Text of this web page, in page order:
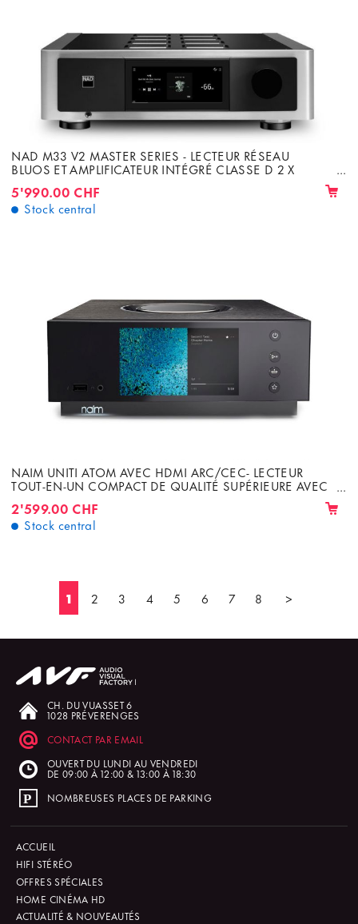
NAD M33 V2 MASTER SERIES - LECTEUR RÉSEAU
BLUOS ET AMPLIFICATEUR INTÉGRÉ CLASSE D 2 X
5'990.00 CHF
Stock central
NAIM UNITI ATOM AVEC HDMI ARC/CEC- LECTEUR
TOUT-EN-UN COMPACT DE QUALITÉ SUPÉRIEURE AVEC
2'599.00 CHF
Stock central
1 2 3 4 5 6 7 8 >
CH. DU VUASSET 6
1028 PRÉVERENGES
CONTACT PAR EMAIL
OUVERT DU LUNDI AU VENDREDI
DE 09:00 À 12:00 & 13:00 À 18:30
NOMBREUSES PLACES DE PARKING
ACCUEIL
HIFI STÉRÉO
OFFRES SPÉCIALES
HOME CINÉMA HD
ACTUALITÉ & NOUVEAUTÉS